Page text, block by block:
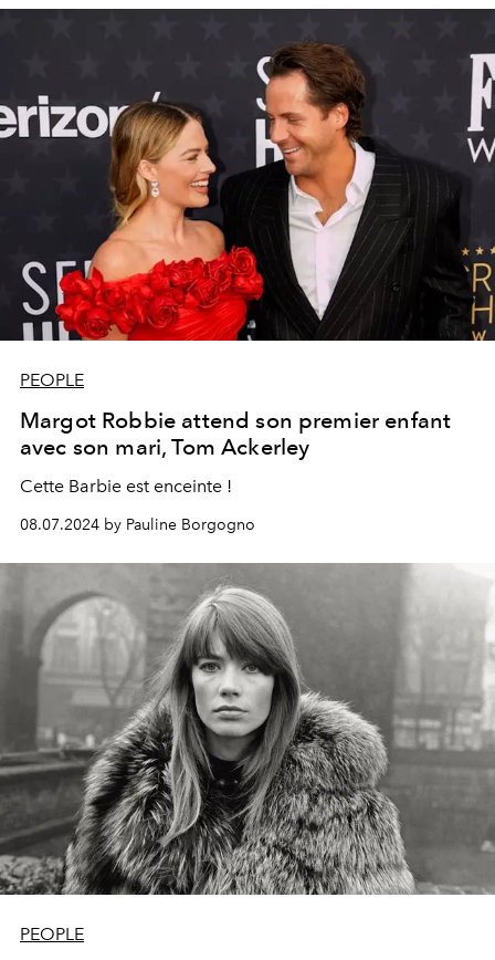
dans laquelle elle incarnait Brenda Walsh.
PEOPLE
Margot Robbie attend son premier enfant
avec son mari, Tom Ackerley
Cette Barbie est enceinte !
08.07.2024 by Pauline Borgogno
PEOPLE